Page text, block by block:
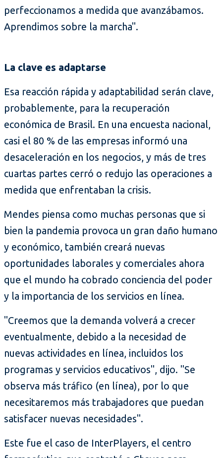
perfeccionamos a medida que avanzábamos.
Aprendimos sobre la marcha".
La clave es adaptarse
Esa reacción rápida y adaptabilidad serán clave,
probablemente, para la recuperación
económica de Brasil. En una encuesta nacional,
casi el 80 % de las empresas informó una
desaceleración en los negocios, y más de tres
cuartas partes cerró o redujo las operaciones a
medida que enfrentaban la crisis.
Mendes piensa como muchas personas que si
bien la pandemia provoca un gran daño humano
y económico, también creará nuevas
oportunidades laborales y comerciales ahora
que el mundo ha cobrado conciencia del poder
y la importancia de los servicios en línea.
"Creemos que la demanda volverá a crecer
eventualmente, debido a la necesidad de
nuevas actividades en línea, incluidos los
programas y servicios educativos", dijo. "Se
observa más tráfico (en línea), por lo que
necesitaremos más trabajadores que puedan
satisfacer nuevas necesidades".
Este fue el caso de InterPlayers, el centro